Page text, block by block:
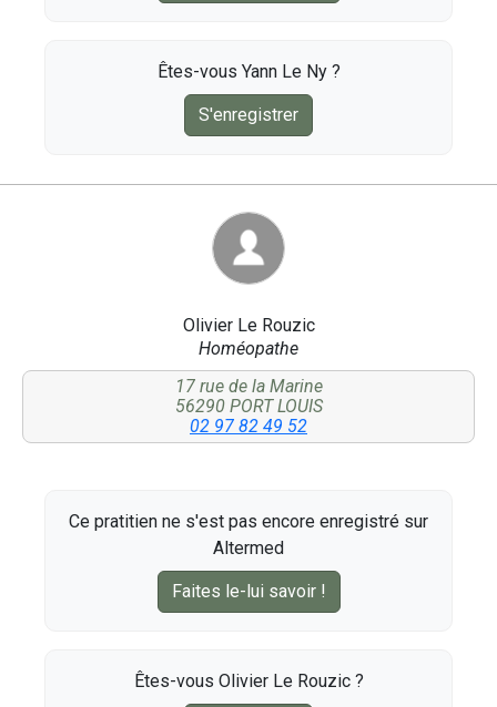
Êtes-vous Yann Le Ny ?
S'enregistrer
Olivier Le Rouzic
Homéopathe
17 rue de la Marine
56290 PORT LOUIS
02 97 82 49 52
Ce pratitien ne s'est pas encore enregistré sur
Altermed
Faites le-lui savoir !
Êtes-vous Olivier Le Rouzic ?